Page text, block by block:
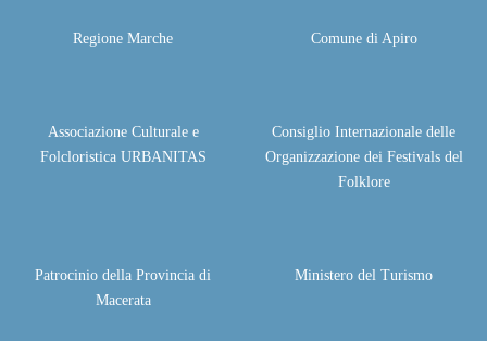
Regione Marche Comune di Apiro
Associazione Culturale e
Folcloristica URBANITAS
Consiglio Internazionale delle
Organizzazione dei Festivals del
Folklore
Patrocinio della Provincia di
Macerata
Ministero del Turismo